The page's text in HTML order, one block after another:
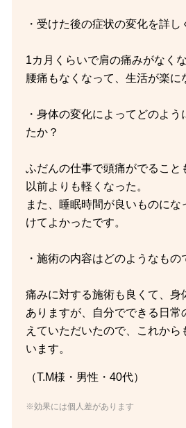
・受けた後の症状の変化を詳
1カ月くらいで肩の痛みがなく
腰痛もなくなって、生活が楽に
・身体の変化によってどのよ
たか？
ふだんの仕事で頭痛がでること
以前よりも軽くなった。
また、睡眠時間が良いものにな
けてよかったです。
・施術の内容はどのようなもの
痛みに対する施術も良くて、身
ありますが、自分でできる日常
えていただいたので、これから
います。
（T.M様・男性・40代）
※効果には個人差があります